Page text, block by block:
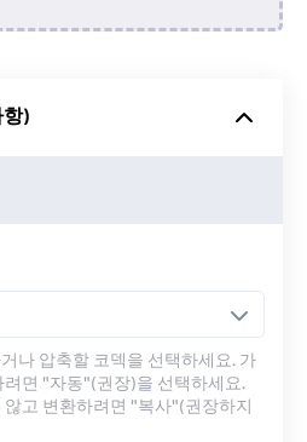
드라이브에서
)
나 압축할 코덱을 선택하세요. 가
면 "자동"(권장)을 선택하세요.
고 변환하려면 "복사"(권장하지